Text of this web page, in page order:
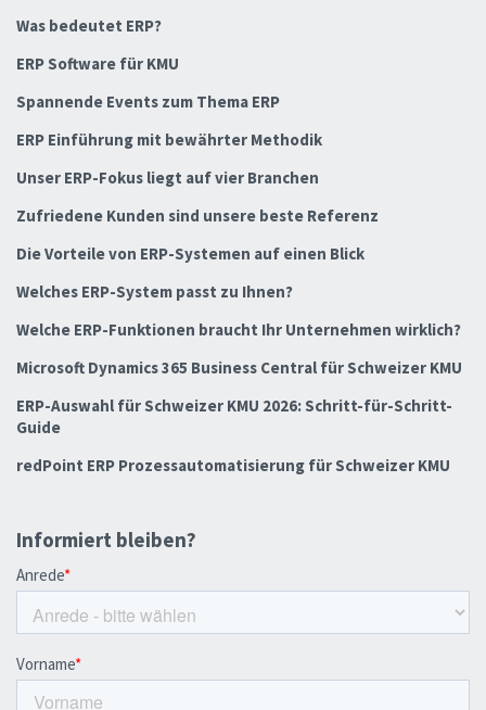
Was bedeutet ERP?
ERP Software für KMU
Spannende Events zum Thema ERP
ERP Einführung mit bewährter Methodik
Unser ERP-Fokus liegt auf vier Branchen
Zufriedene Kunden sind unsere beste Referenz
Die Vorteile von ERP-Systemen auf einen Blick
Welches ERP-System passt zu Ihnen?
Welche ERP-Funktionen braucht Ihr Unternehmen wirklich?
Microsoft Dynamics 365 Business Central für Schweizer KMU
ERP-Auswahl für Schweizer KMU 2026: Schritt-für-Schritt-
Guide
redPoint ERP Prozessautomatisierung für Schweizer KMU
Informiert bleiben?